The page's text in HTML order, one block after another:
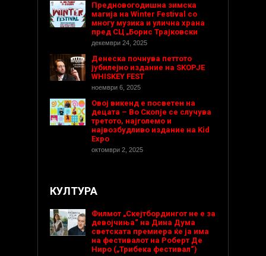
Предновогодишнa зимска
магија на Winter Festival со
многу музика и улична храна
пред СЦ „Борис Трајковски
декември 24, 2025
Денеска почнува петтото
јубилејно издание на SKOPJE
WHISKEY FEST
ноември 6, 2025
Овој викенд е посветен на
децата – Во Скопје се случува
третото, најголемо и
највозбудливо издание на Kid
Expo
октомври 2, 2025
КУЛТУРА
Филмот „Скејтбордингот не е за
девојчиња“ на Дина Дума
светската премиера ќе ја има
на фестивалот на Роберт Де
Ниро („Трибека фестивал“)